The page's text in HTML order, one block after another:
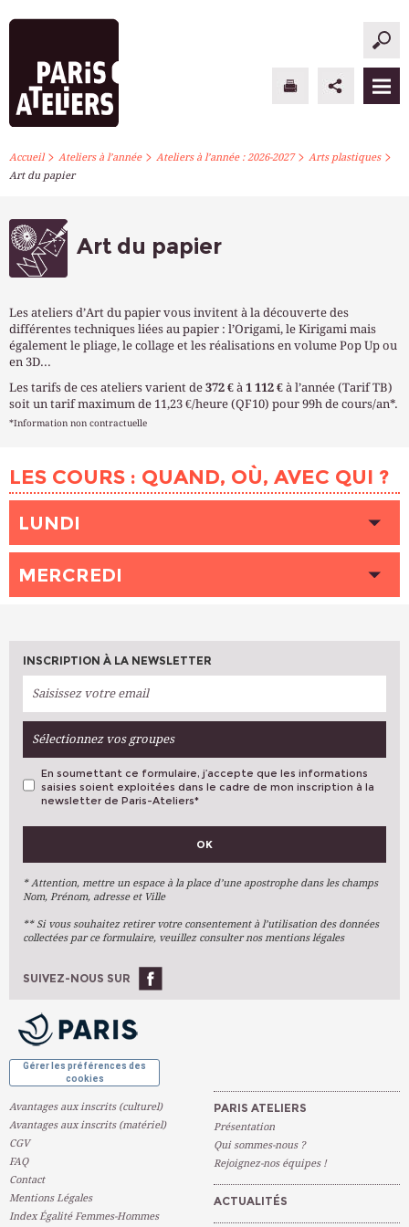
PARIS ATELIERS
ATELIERS À L’ANNÉE
INFOS PRATIQUES
Accueil> Ateliers à l’année> Ateliers à l’année : 2026-2027> Arts plastiques>
Art du papier
Art du papier
Les ateliers d’Art du papier vous invitent à la découverte des
différentes techniques liées au papier : l’Origami, le Kirigami mais
également le pliage, le collage et les réalisations en volume Pop Up ou
en 3D...
Les tarifs de ces ateliers varient de 372 € à 1 112 € à l’année (Tarif TB)
soit un tarif maximum de 11,23 €/heure (QF10) pour 99h de cours/an*.
*Information non contractuelle
LES COURS : QUAND, OÙ, AVEC QUI ?
LUNDI
HEURE 14h30 - 17h30
LIEU ÉRARD (Paris 12ème)
LIEU ÉRARD (Paris 12ème)
INTERVENANT (E) BOSSARD Héloïse
MERCREDI
INTERVENANT (E) BOSSARD Héloïse
PLACES DISPONIBLES 6
HEURE 18h30 - 21h30
LIEU VIADUC DES ARTS (Paris 12ème)
INTERVENANT (E) BROUANT Julie
PLACES DISPONIBLES 3
INSCRIPTION À LA NEWSLETTER
Sélectionnez vos groupes
VOS PRÉFÉRENCES
Arts Plastiques
Arts Du Texte
Arts Numériques
Ateliers À L'année
En soumettant ce formulaire, j’accepte que les informations
saisies soient exploitées dans le cadre de mon inscription à la
newsletter de Paris-Ateliers*
OK
* Attention, mettre un espace à la place d’une apostrophe dans les champs
Nom, Prénom, adresse et Ville
** Si vous souhaitez retirer votre consentement à l’utilisation des données
collectées par ce formulaire, veuillez consulter nos mentions légales
SUIVEZ-NOUS SUR
Gérer les préférences des
cookies
Avantages aux inscrits (culturel)
Avantages aux inscrits (matériel)
CGV
FAQ
Contact
Mentions Légales
Index Égalité Femmes-Hommes
PARIS ATELIERS
Présentation
Qui sommes-nous ?
Rejoignez-nos équipes !
ACTUALITÉS